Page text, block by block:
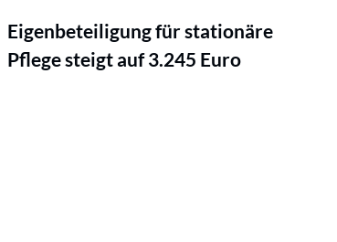
Eigenbeteiligung für stationäre
Pflege steigt auf 3.245 Euro